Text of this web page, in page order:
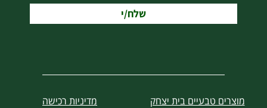
שלח/י
מוצרים טבעיים בית יצחק מדיניות רכישה